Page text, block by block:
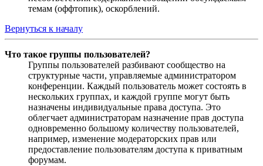
темам (оффтопик), оскорблений.
Вернуться к началу
Что такое группы пользователей?
Группы пользователей разбивают сообщество на
структурные части, управляемые администратором
конференции. Каждый пользователь может состоять в
нескольких группах, и каждой группе могут быть
назначены индивидуальные права доступа. Это
облегчает администраторам назначение прав доступа
одновременно большому количеству пользователей,
например, изменение модераторских прав или
предоставление пользователям доступа к приватным
форумам.